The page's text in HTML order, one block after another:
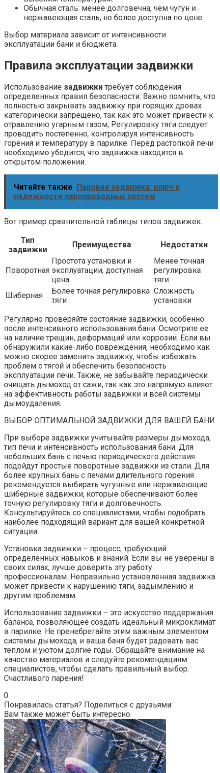
Обычная сталь: менее долговечна, чем чугун и
нержавеющая сталь, но более доступна по цене.
Выбор материала зависит от интенсивности
эксплуатации бани и бюджета.
Правила эксплуатации задвижки
Использование задвижки требует соблюдения
определенных правил безопасности. Важно помнить, что
полностью закрывать задвижку при горящих дровах
категорически запрещено, так как это может привести к
отравлению угарным газом; Регулировку тяги следует
проводить постепенно, контролируя интенсивность
горения и температуру в парилке. Перед растопкой печи
необходимо убедится, что задвижка находится в
открытом положении.
Читайте также Паровая задвижка: ключ к
надежности паропроводных систем
Вот пример сравнительной таблицы типов задвижек:
Тип
задвижки
Преимущества Недостатки
Поворотная
Простота установки и
эксплуатации, доступная
цена
Менее точная
регулировка
тяги
Шиберная
Более точная регулировка
тяги
Сложность
установки
Регулярно проверяйте состояние задвижки, особенно
после интенсивного использования бани. Осмотрите ее
на наличие трещин, деформаций или коррозии. Если вы
обнаружили какие-либо повреждения, необходимо как
можно скорее заменить задвижку, чтобы избежать
проблем с тягой и обеспечить безопасность
эксплуатации печи. Также, не забывайте периодически
очищать дымоход от сажи, так как это напрямую влияет
на эффективность работы задвижки и всей системы
дымоудаления.
ВЫБОР ОПТИМАЛЬНОЙ ЗАДВИЖКИ ДЛЯ ВАШЕЙ БАНИ
При выборе задвижки учитывайте размеры дымохода,
тип печи и интенсивность использования бани. Для
небольших бань с печью периодического действия
подойдут простые поворотные задвижки из стали. Для
более крупных бань с печами длительного горения
рекомендуется выбирать чугунные или нержавеющие
шиберные задвижки, которые обеспечивают более
точную регулировку тяги и долговечность.
Консультируйтесь со специалистами, чтобы подобрать
наиболее подходящий вариант для вашей конкретной
ситуации.
Установка задвижки – процесс, требующий
определенных навыков и знаний. Если вы не уверены в
своих силах, лучше доверить эту работу
профессионалам. Неправильно установленная задвижка
может привести к нарушению тяги, задымлению и
другим проблемам.
Использование задвижки – это искусство поддержания
баланса, позволяющее создать идеальный микроклимат
в парилке. Не пренебрегайте этим важным элементом
системы дымохода, и ваша баня будет радовать вас
теплом и уютом долгие годы. Обращайте внимание на
качество материалов и следуйте рекомендациям
специалистов, чтобы сделать правильный выбор.
Счастливого парения!
0
Понравилась статья? Поделиться с друзьями:
Вам также может быть интересно